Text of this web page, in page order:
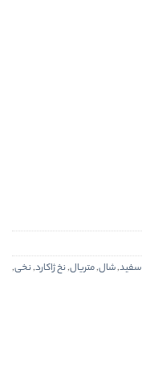
سفید,شال,متریال,نخ ژاکارد,نخی,